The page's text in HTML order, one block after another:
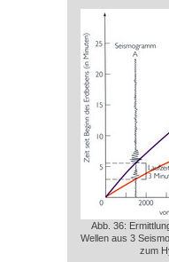
Abb. 36:
Wellen aus 3
zum